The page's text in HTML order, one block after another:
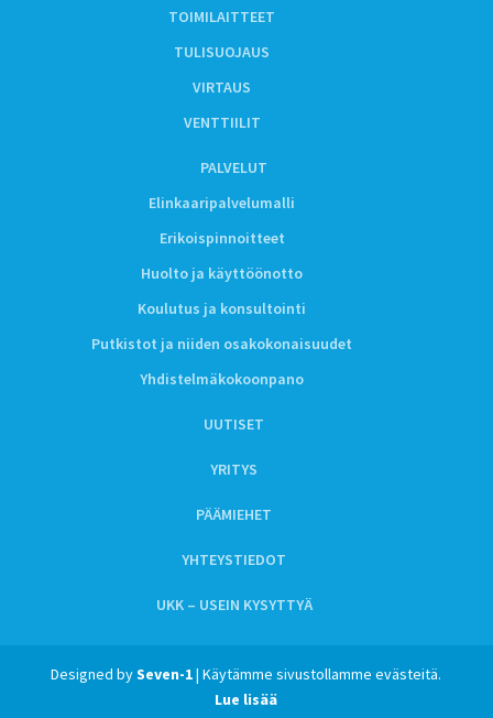
TOIMILAITTEET
TULISUOJAUS
VIRTAUS
VENTTIILIT
PALVELUT
Elinkaaripalvelumalli
Erikoispinnoitteet
Huolto ja käyttöönotto
Koulutus ja konsultointi
Putkistot ja niiden osakokonaisuudet
Yhdistelmäkokoonpano
UUTISET
YRITYS
PÄÄMIEHET
YHTEYSTIEDOT
UKK – USEIN KYSYTTYÄ
Designed bySeven-1| Käytämme sivustollamme evästeitä.
Lue lisää